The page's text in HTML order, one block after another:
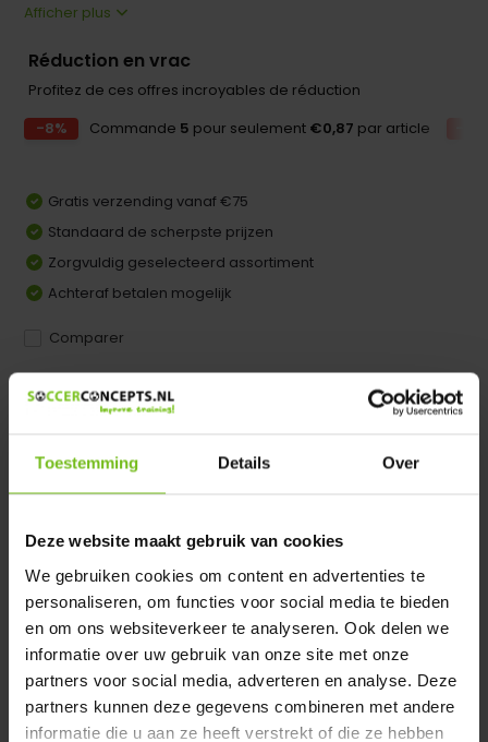
Toestemming Details Over
Deze website maakt gebruik van cookies
We gebruiken cookies om content en advertenties te
personaliseren, om functies voor social media te bieden
en om ons websiteverkeer te analyseren. Ook delen we
informatie over uw gebruik van onze site met onze
partners voor social media, adverteren en analyse. Deze
partners kunnen deze gegevens combineren met andere
informatie die u aan ze heeft verstrekt of die ze hebben
Afficher plus
Réduction en vrac
Profitez de ces offres incroyables de réduction
-8%
Commande 5 pour seulement €0,87 par article
Gratis verzending vanaf €75
Standaard de scherpste prijzen
Zorgvuldig geselecteerd assortiment
Achteraf betalen mogelijk
Comparer
Dir product is beschikbaar in de volgende varianten:
We helpen u graag met meer informatie
Description du produit
Spécifications
Évaluations